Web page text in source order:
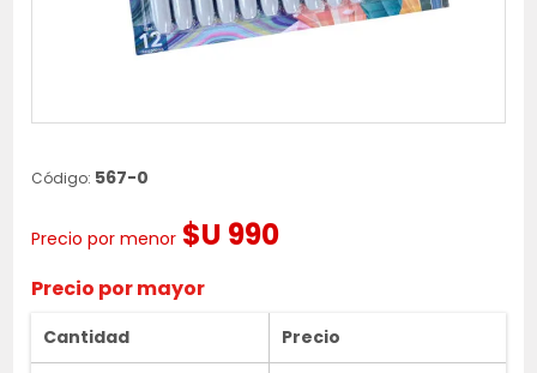
Código: 567-0
Precio por menor $U 990
Precio por mayor
Cantidad Precio